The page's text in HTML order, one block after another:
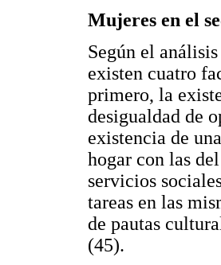
Mujeres en el
Según el
existen cuatro
primero, la
desigualdad de
existencia de
hogar con las
servicios
tareas en las
de pautas
(45).